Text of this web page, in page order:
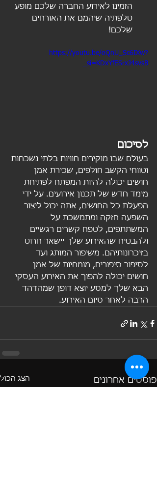
הזמינו לאירוע החברה שלכם מופע
טלפתיה שיהמם את האורחים
שלכם!
https://youtu.be/oQnU_Sc6IXw?
si=KDxYfESrxJ4svsB_
לסיכום
בעולם שבו מוקירים חוויות בלתי נשכחות
וטווחי הקשב חולפים, שכירת אמן
חושים יכולה להיות המפתח לפתיחת
מימד חדש של תכנון אירועים. על ידי
הפעלת כל החושים, אתה יכול ליצור
השפעה חזקה ומתמשכת על
המשתתפים, לטפח קשרים רגשיים
ולהבטיח שהאירוע שלך יישאר חרוט
בזיכרונותיהם. משיפור המותג ועד
לסיפור סיפורים, מומחיות של אמן
חושים יכולה להפוך את האירוע העסקי
הבא שלך למסע יוצא דופן שמהדהד
הרבה לאחר סיום האירוע.
פוסטים אחרונים הצג הכול